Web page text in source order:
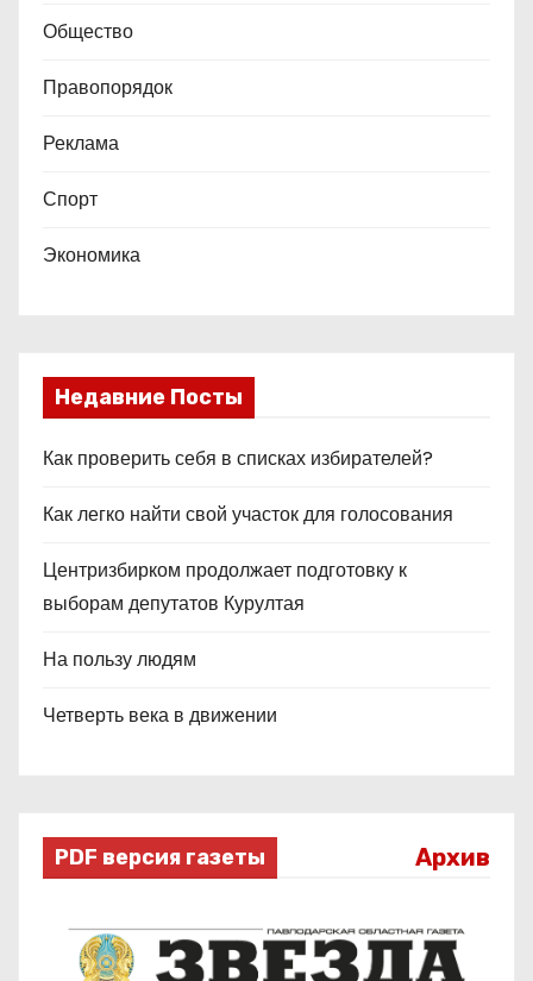
Общество
Правопорядок
Реклама
Спорт
Экономика
Недавние Посты
Как проверить себя в списках избирателей?
Как легко найти свой участок для голосования
Центризбирком продолжает подготовку к
выборам депутатов Курултая
На пользу людям
Четверть века в движении
PDF версия газеты Архив